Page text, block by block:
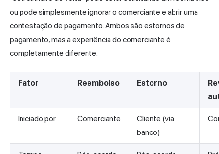
ou pode simplesmente ignorar o comerciante e abrir uma
contestação de pagamento. Ambos são estornos de
pagamento, mas a experiência do comerciante é
completamente diferente.
Fator Reembolso Estorno
Iniciado por Comerciante
Cliente (via
banco)